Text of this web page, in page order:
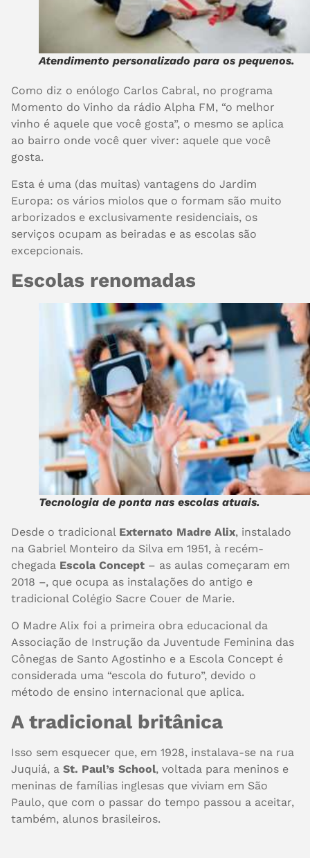
Atendimento personalizado para os pequenos.
Como diz o enólogo Carlos Cabral, no programa
Momento do Vinho da rádio Alpha FM, “o melhor
vinho é aquele que você gosta”, o mesmo se aplica
ao bairro onde você quer viver: aquele que você
gosta.
Esta é uma (das muitas) vantagens do Jardim
Europa: os vários miolos que o formam são muito
arborizados e exclusivamente residenciais, os
serviços ocupam as beiradas e as escolas são
excepcionais.
Escolas renomadas
Tecnologia de ponta nas escolas atuais.
Desde o tradicional Externato Madre Alix, instalado
na Gabriel Monteiro da Silva em 1951, à recém-
chegada Escola Concept – as aulas começaram em
2018 –, que ocupa as instalações do antigo e
tradicional Colégio Sacre Couer de Marie.
O Madre Alix foi a primeira obra educacional da
Associação de Instrução da Juventude Feminina das
Cônegas de Santo Agostinho e a Escola Concept é
considerada uma “escola do futuro”, devido o
método de ensino internacional que aplica.
A tradicional britânica
Isso sem esquecer que, em 1928, instalava-se na rua
Juquiá, a St. Paul’s School, voltada para meninos e
meninas de famílias inglesas que viviam em São
Paulo, que com o passar do tempo passou a aceitar,
também, alunos brasileiros.